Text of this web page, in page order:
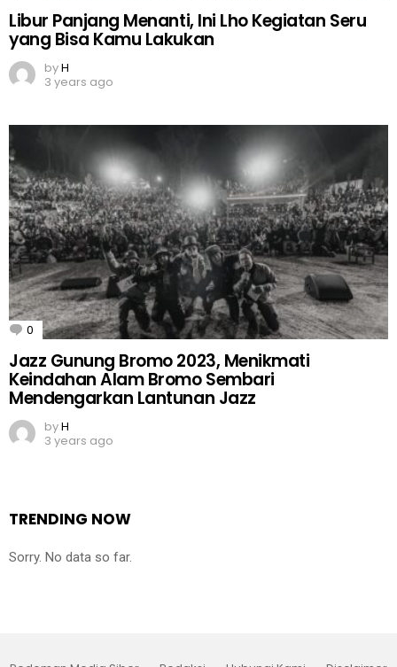
Libur Panjang Menanti, Ini Lho Kegiatan Seru
yang Bisa Kamu Lakukan
byH
3 years ago
0 Comments
Jazz Gunung Bromo 2023, Menikmati
Keindahan Alam Bromo Sembari
Mendengarkan Lantunan Jazz
byH
3 years ago
TRENDING NOW
Sorry. No data so far.